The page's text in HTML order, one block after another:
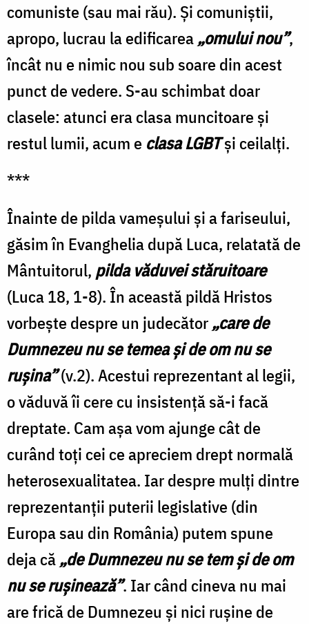
comuniste (sau mai rău). Şi comuniştii,
apropo, lucrau la edificarea„omului nou”,
încât nu e nimic nou sub soare din acest
punct de vedere. S-au schimbat doar
clasele: atunci era clasa muncitoare şi
restul lumii, acum e clasa LGBTşi ceilalţi.
***
Înainte de pilda vameşului şi a fariseului,
găsim în Evanghelia după Luca, relatată de
Mântuitorul, pilda văduvei stăruitoare
(Luca 18, 1-8). În această pildă Hristos
vorbeşte despre un judecător„care de
Dumnezeu nu se temea şi de om nu se
ruşina”(v.2). Acestui reprezentant al legii,
o văduvă îi cere cu insistenţă să-i facă
dreptate. Cam aşa vom ajunge cât de
curând toţi cei ce apreciem drept normală
heterosexualitatea. Iar despre mulţi dintre
reprezentanţii puterii legislative (din
Europa sau din România) putem spune
deja că„de Dumnezeu nu se tem şi de om
nu se ruşinează”. Iar când cineva nu mai
are frică de Dumnezeu şi nici ruşine de